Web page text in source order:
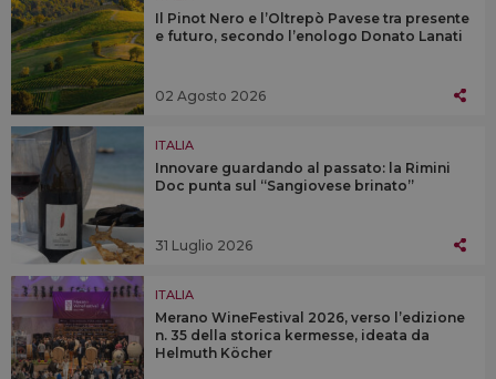
Il Pinot Nero e l’Oltrepò Pavese tra presente
e futuro, secondo l’enologo Donato Lanati
02 Agosto 2026
ITALIA
Innovare guardando al passato: la Rimini
Doc punta sul “Sangiovese brinato”
31 Luglio 2026
ITALIA
Merano WineFestival 2026, verso l’edizione
n. 35 della storica kermesse, ideata da
Helmuth Köcher